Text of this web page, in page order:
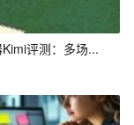
动，提高酒店
服务，提升客户
评测：多场...